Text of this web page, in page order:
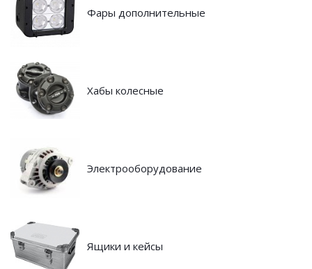
Фары дополнительные
Хабы колесные
Электрооборудование
Ящики и кейсы